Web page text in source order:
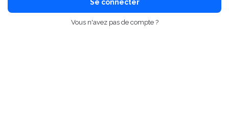
Se connecter
Vous n'avez pas de compte ?